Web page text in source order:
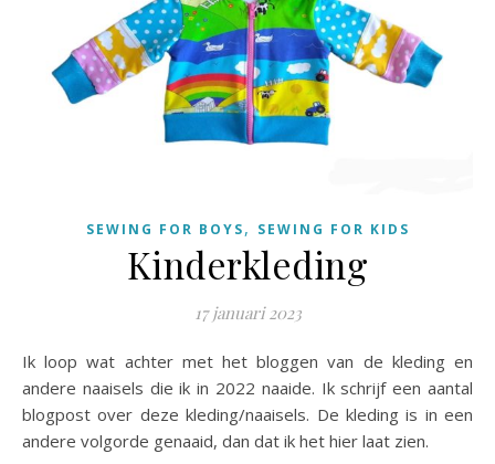
SEWING FOR BOYS, SEWING FOR KIDS
Kinderkleding
17 januari 2023
Ik loop wat achter met het bloggen van de kleding en
andere naaisels die ik in 2022 naaide. Ik schrijf een aantal
blogpost over deze kleding/naaisels. De kleding is in een
andere volgorde genaaid, dan dat ik het hier laat zien.